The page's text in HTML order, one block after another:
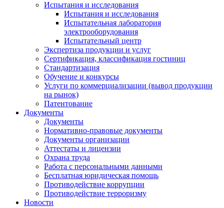
Испытания и исследования
Испытания и исследования
Испытательная лаборатория
электрооборудования
Испытательный центр
Экспертиза продукции и услуг
Сертификация, классификация гостиниц
Стандартизация
Обучение и конкурсы
Услуги по коммерциализации (вывод продукции
на рынок)
Патентование
Документы
Документы
Нормативно-правовые документы
Документы организации
Аттестаты и лицензии
Охрана труда
Работа с персональными данными
Бесплатная юридическая помощь
Противодействие коррупции
Противодействие терроризму
Новости